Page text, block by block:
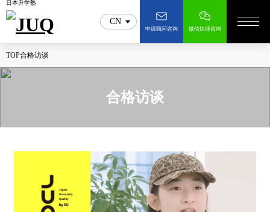
日本升学塾
CN
申请顾问咨询 微信快捷咨询
TOP合格访谈
合格访谈